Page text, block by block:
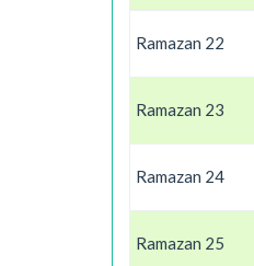
Ramazan 22
Ramazan 23
Ramazan 24
Ramazan 25